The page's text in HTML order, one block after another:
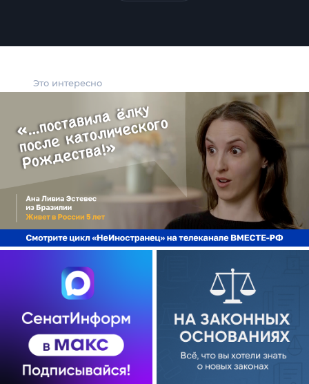
Это интересно